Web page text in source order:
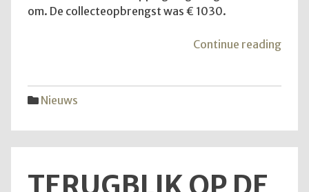
om. De collecteopbrengst was € 1030.
Continue reading
Nieuws